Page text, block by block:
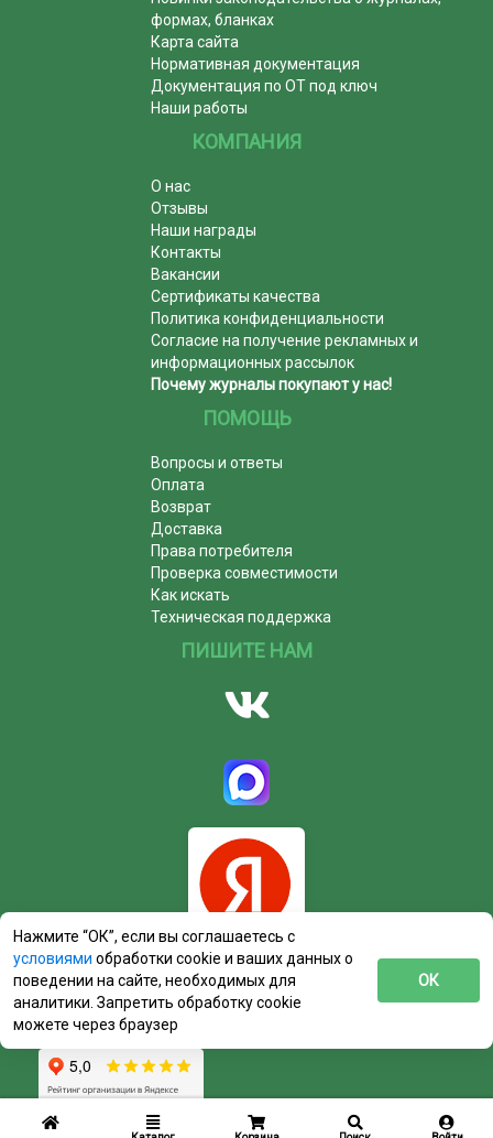
формах, бланках
Карта сайта
Нормативная документация
Документация по ОТ под ключ
Наши работы
КОМПАНИЯ
О нас
Отзывы
Наши награды
Контакты
Вакансии
Сертификаты качества
Политика конфиденциальности
Согласие на получение рекламных и
информационных рассылок
Почему журналы покупают у нас!
ПОМОЩЬ
Вопросы и ответы
Оплата
Возврат
Доставка
Права потребителя
Проверка совместимости
Как искать
Техническая поддержка
ПИШИТЕ НАМ
Нажмите “ОК”, если вы соглашаетесь с
условиями обработки cookie и ваших данных о
поведении на сайте, необходимых для
аналитики. Запретить обработку cookie
можете через браузер
ОК